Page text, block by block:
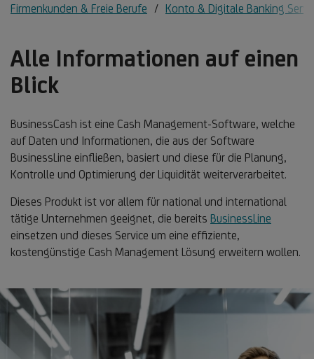
Firmenkunden & Freie Berufe Konto & Digitale Banking
Alle Informationen auf einen
Blick
BusinessCash ist eine Cash Management-Software, welche
auf Daten und Informationen, die aus der Software
BusinessLine einfließen, basiert und diese für die Planung,
Kontrolle und Optimierung der Liquidität weiterverarbeitet.
Dieses Produkt ist vor allem für national und international
tätige Unternehmen geeignet, die bereits BusinessLine
einsetzen und dieses Service um eine effiziente,
kostengünstige Cash Management Lösung erweitern wollen.